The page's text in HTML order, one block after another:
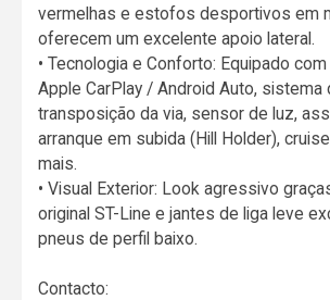
vermelhas e estofos desportivos em
oferecem um excelente apoio lateral.
• Tecnologia e Conforto: Equipado
Apple CarPlay / Android Auto, sistema
transposição da via, sensor de luz,
arranque em subida (Hill Holder),
mais.
• Visual Exterior: Look agressivo
original ST-Line e jantes de liga leve
pneus de perfil baixo.
Contacto: